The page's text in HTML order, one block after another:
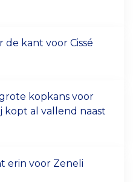
de kant voor Cissé
kopkans voor
kopt al vallend naast
erin voor Zeneli